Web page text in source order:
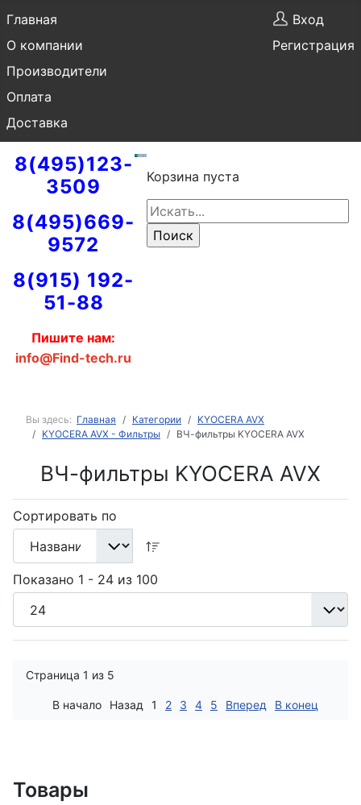
Главная
О компании
Производители
Оплата
Доставка
Вход
Регистрация
8(495)123-
3509
8(495)669-
9572
8(915) 192-
51-88
Пишите нам:
info@Find-tech.ru
Корзина пуста
Вы здесь: Главная Категории
KYOCERA AVX
KYOCERA AVX - Фильтры
ВЧ-фильтры KYOCERA AVX
ВЧ-фильтры KYOCERA AVX
Сортировать по
Показано 1 - 24 из 100
Страница 1 из 5
В начало Назад 1 2 3 4 5 Вперед В конец
Товары